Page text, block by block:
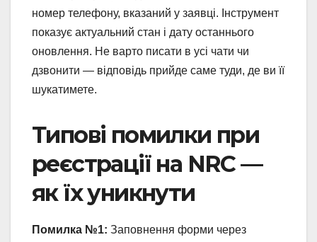
номер телефону, вказаний у заявці. Інструмент
показує актуальний стан і дату останнього
оновлення. Не варто писати в усі чати чи
дзвонити — відповідь прийде саме туди, де ви її
шукатимете.
Типові помилки при
реєстрації на NRC —
як їх уникнути
Помилка №1: Заповнення форми через